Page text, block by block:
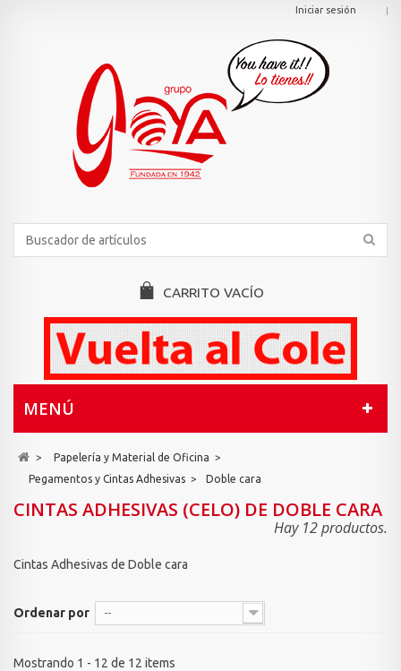
Iniciar sesión
CARRITO VACÍO
MENÚ
> Papelería y Material de Oficina >
Pegamentos y Cintas Adhesivas > Doble cara
CINTAS ADHESIVAS (CELO) DE DOBLE CARA
Hay 12 productos.
Cintas Adhesivas de Doble cara
Ordenar por --
Mostrando 1 - 12 de 12 items